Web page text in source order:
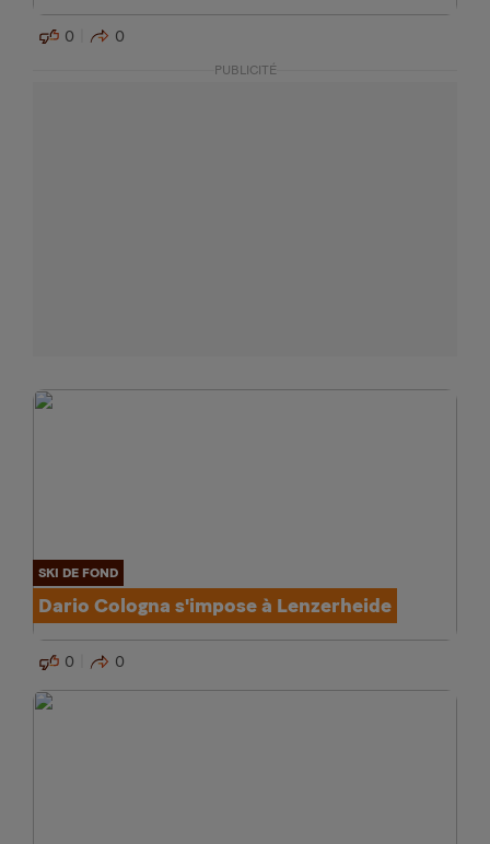
0 0
PUBLICITÉ
SKI DE FOND
Dario Cologna s'impose à Lenzerheide
0 0